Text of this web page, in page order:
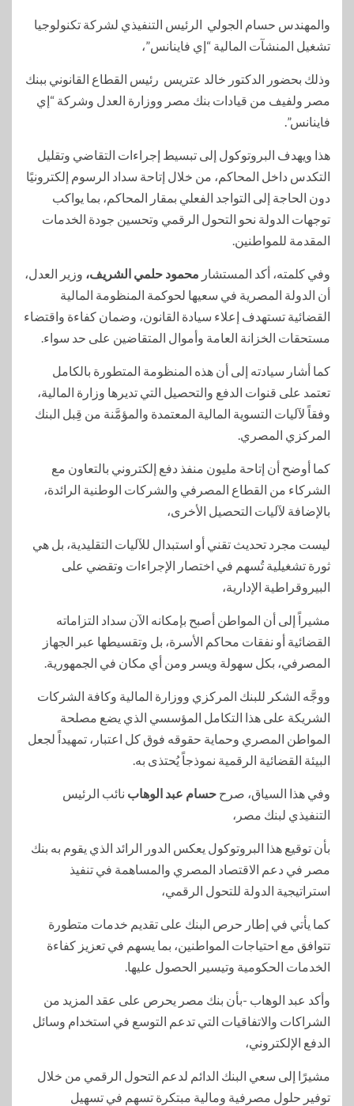
والمهندس حسام الجولي الرئيس التنفيذي لشركة تكنولوجيا
تشغيل المنشآت المالية “إي فاينانس”،
وذلك بحضور الدكتور خالد عتريس رئيس القطاع القانوني ببنك
مصر ولفيف من قيادات بنك مصر ووزارة العدل وشركة “إي
فاينانس”.
هذا ويهدف البروتوكول إلى تبسيط إجراءات التقاضي وتقليل
التكدس داخل المحاكم، من خلال إتاحة سداد الرسوم إلكترونيًا
دون الحاجة إلى التواجد الفعلي بمقار المحاكم، بما يواكب
توجهات الدولة نحو التحول الرقمي وتحسين جودة الخدمات
المقدمة للمواطنين.
وفي كلمته، أكد المستشار محمود حلمي الشريف، وزير العدل،
أن الدولة المصرية في سعيها لحوكمة المنظومة المالية
القضائية تستهدف إعلاء سيادة القانون، وضمان كفاءة واقتضاء
مستحقات الخزانة العامة وأموال المتقاضين على حد سواء.
كما أشار سيادته إلى أن هذه المنظومة المتطورة بالكامل
تعتمد على قنوات الدفع والتحصيل التي تديرها وزارة المالية،
وفقاً لآليات التسوية المالية المعتمدة والمؤمَّنة من قِبل البنك
المركزي المصري.
كما أوضح أن إتاحة مليون منفذ دفع إلكتروني بالتعاون مع
الشركاء من القطاع المصرفي والشركات الوطنية الرائدة،
بالإضافة لآليات التحصيل الأخرى،
ليست مجرد تحديث تقني أو استبدال للآليات التقليدية، بل هي
ثورة تشغيلية تُسهم في اختصار الإجراءات وتقضي على
البيروقراطية الإدارية،
مشيراً إلى أن المواطن أصبح بإمكانه الآن سداد التزاماته
القضائية أو نفقات محاكم الأسرة، بل وتقسيطها عبر الجهاز
المصرفي، بكل سهولة ويسر ومن أي مكان في الجمهورية.
ووجَّه الشكر للبنك المركزي ووزارة المالية وكافة الشركات
الشريكة على هذا التكامل المؤسسي الذي يضع مصلحة
المواطن المصري وحماية حقوقه فوق كل اعتبار، تمهيداً لجعل
البيئة القضائية الرقمية نموذجاً يُحتذى به.
وفي هذا السياق، صرح حسام عبد الوهاب نائب الرئيس
التنفيذي لبنك مصر،
بأن توقيع هذا البروتوكول يعكس الدور الرائد الذي يقوم به بنك
مصر في دعم الاقتصاد المصري والمساهمة في تنفيذ
استراتيجية الدولة للتحول الرقمي،
كما يأتي في إطار حرص البنك على تقديم خدمات متطورة
تتوافق مع احتياجات المواطنين، بما يسهم في تعزيز كفاءة
الخدمات الحكومية وتيسير الحصول عليها.
وأكد عبد الوهاب -بأن بنك مصر يحرص على عقد المزيد من
الشراكات والاتفاقيات التي تدعم التوسع في استخدام وسائل
الدفع الإلكتروني،
مشيرًا إلى سعي البنك الدائم لدعم التحول الرقمي من خلال
توفير حلول مصرفية ومالية مبتكرة تسهم في تسهيل